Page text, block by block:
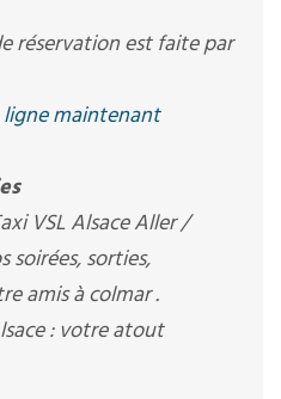
réservation est faite par
ligne maintenant
VSL Alsace Aller /
soirées, sorties,
amis à colmar .
: votre atout